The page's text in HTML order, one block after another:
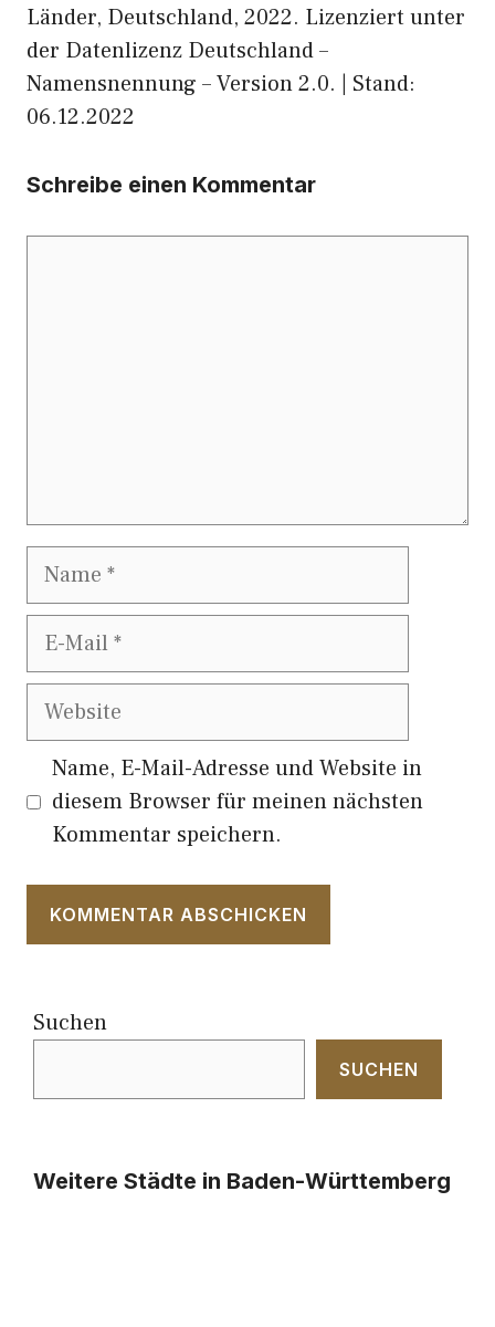
Länder, Deutschland, 2022. Lizenziert unter
der Datenlizenz Deutschland –
Namensnennung – Version 2.0. | Stand:
06.12.2022
Schreibe einen Kommentar
Name
E-
Website
Name, E-Mail-Adresse und Website in
diesem Browser für meinen nächsten
Kommentar speichern.
Suchen
SUCHEN
Weitere Städte in Baden-Württemberg